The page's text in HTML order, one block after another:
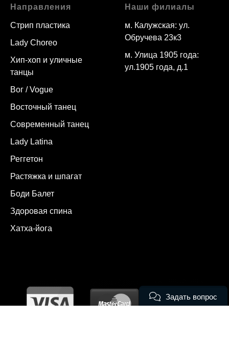
Направления
Стрип пластика
Lady Choreo
Хип-хоп и уличные
танцы
Вог / Vogue
Восточный танец
Современный танец
Lady Latina
Реггетон
Растяжка и шпагат
Боди Балет
Здоровая спина
Хатха-йога
Наши филиалы
м. Калужская: ул.
Обручева 23к3
м. Улица 1905 года:
ул.1905 года, д.1
Задать вопрос